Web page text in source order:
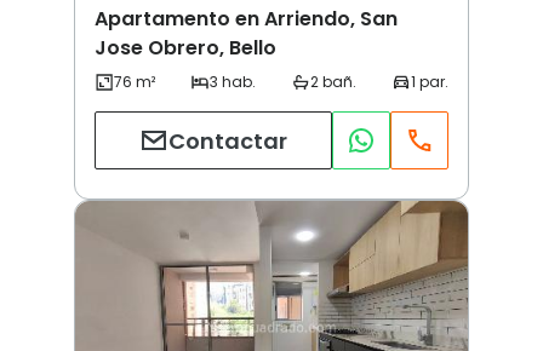
Apartamento en Arriendo, San
Jose Obrero, Bello
Contactar